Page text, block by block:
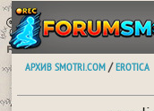
АРХИВ SMOTRI.COM /EROTICA